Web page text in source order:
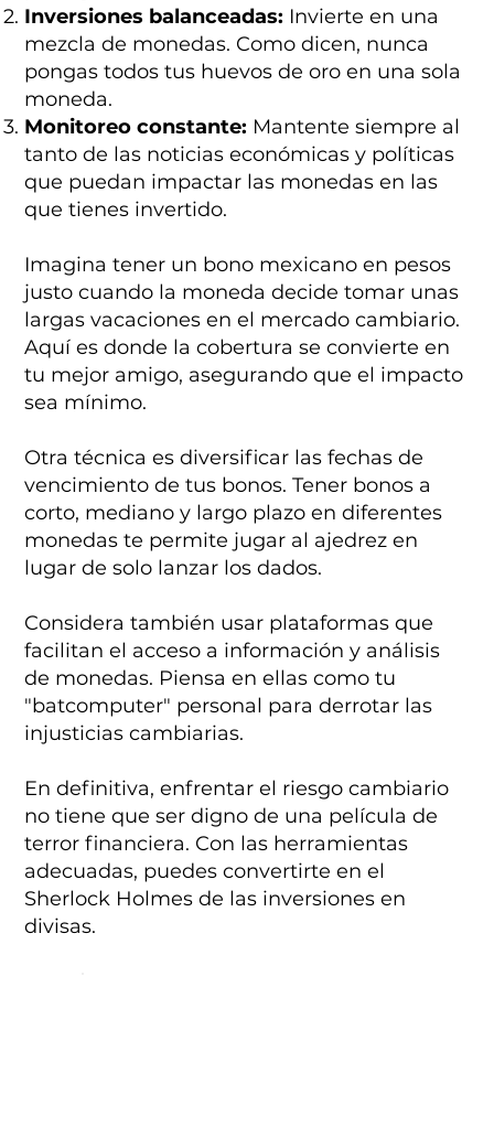
Inversiones balanceadas: Invierte en una
mezcla de monedas. Como dicen, nunca
pongas todos tus huevos de oro en una sola
moneda.
Monitoreo constante: Mantente siempre al
tanto de las noticias económicas y políticas
que puedan impactar las monedas en las
que tienes invertido.
Imagina tener un bono mexicano en pesos
justo cuando la moneda decide tomar unas
largas vacaciones en el mercado cambiario.
Aquí es donde la cobertura se convierte en
tu mejor amigo, asegurando que el impacto
sea mínimo.
Otra técnica es diversificar las fechas de
vencimiento de tus bonos. Tener bonos a
corto, mediano y largo plazo en diferentes
monedas te permite jugar al ajedrez en
lugar de solo lanzar los dados.
Considera también usar plataformas que
facilitan el acceso a información y análisis
de monedas. Piensa en ellas como tu
"batcomputer" personal para derrotar las
injusticias cambiarias.
En definitiva, enfrentar el riesgo cambiario
no tiene que ser digno de una película de
terror financiera. Con las herramientas
adecuadas, puedes convertirte en el
Sherlock Holmes de las inversiones en
divisas.